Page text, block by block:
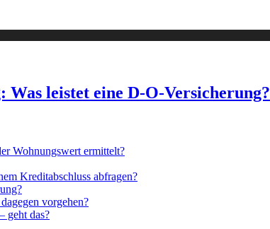
Was leistet eine D-O-Versicherung?
Wohnungswert ermittelt?
Kreditabschluss abfragen?
vorgehen?
geht das?